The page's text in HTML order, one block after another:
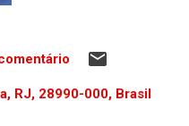
longo de sexta-
Brasileira
ocorreu às 8h58,
RJ, 28990-000, Brasil